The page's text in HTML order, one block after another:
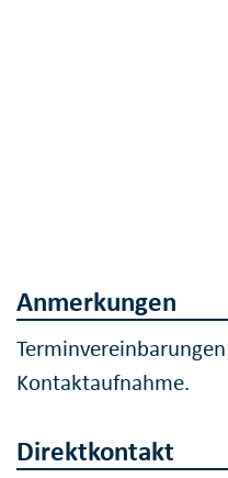
Anmerkungen
Kontaktaufnahme.
Direktkontakt